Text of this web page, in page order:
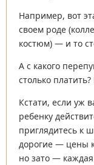
Например, вот
своем роде
костюм) — и то
А с какого
столько
Кстати, если уж
ребенку
приглядитесь к
дорогие — цены
но зато —